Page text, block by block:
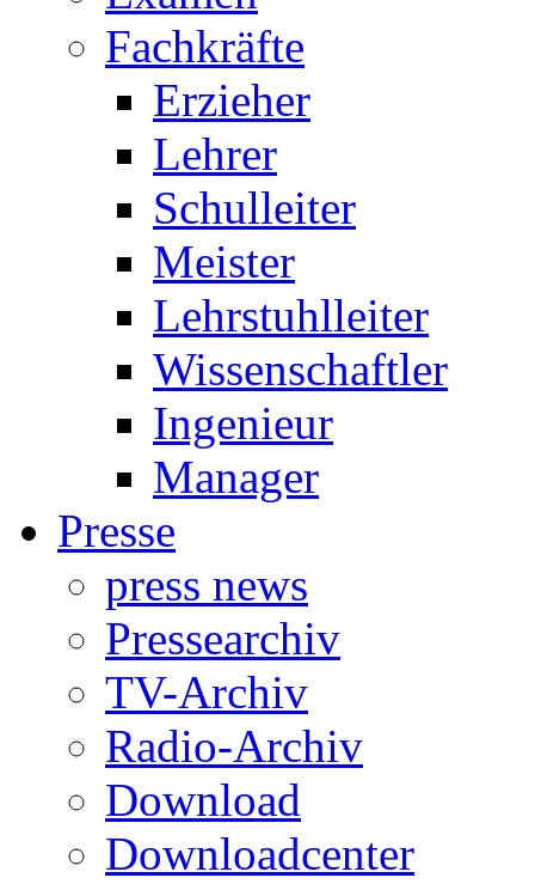
Fachkräfte
Erzieher
Lehrer
Schulleiter
Meister
Lehrstuhlleiter
Wissenschaftler
Ingenieur
Manager
Presse
press news
Pressearchiv
TV-Archiv
Radio-Archiv
Download
Downloadcenter